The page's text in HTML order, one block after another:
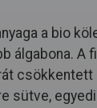
a bio
álgabona. A
csökkentett
sütve, egyedi